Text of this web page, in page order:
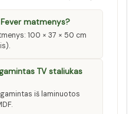
matmenys?
100 × 37 × 50 cm
TV staliukas
iš laminuotos